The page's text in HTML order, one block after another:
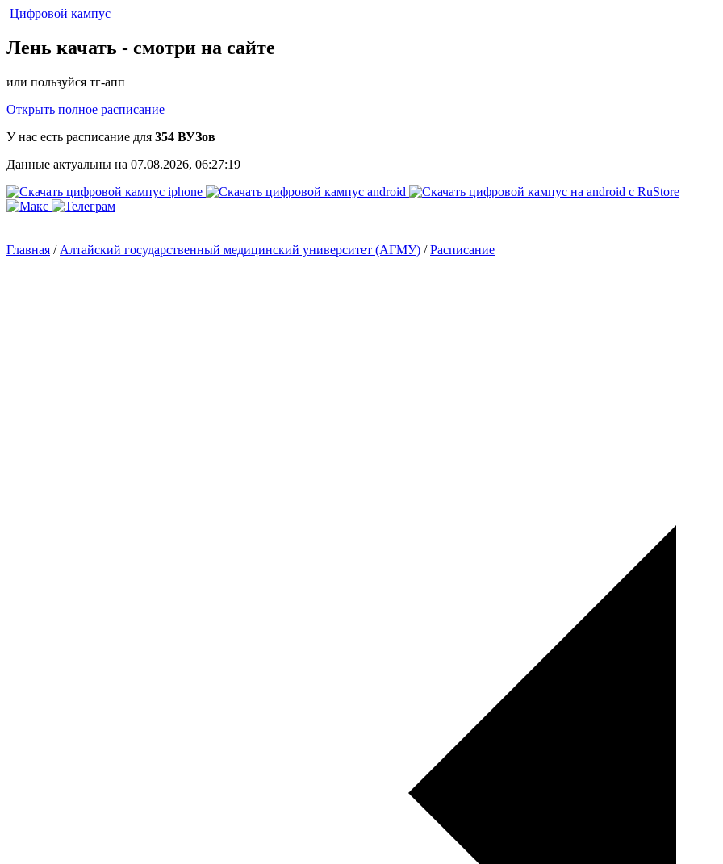
Цифровой кампус
Лень качать - смотри на сайте
или пользуйся тг-апп
Открыть полное расписание
У нас есть расписание для 354 ВУЗов
Данные актуальны на 07.08.2026, 06:27:19
Главная / Алтайский государственный медицинский университет (АГМУ) /Расписание